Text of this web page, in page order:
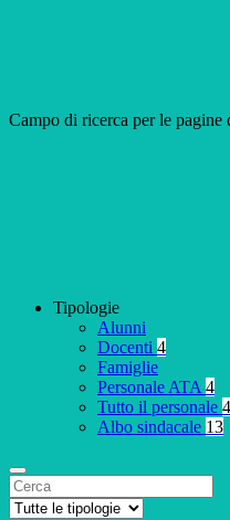
Campo di ricerca per le pagine
Tipologie
Alunni
Docenti 4
Famiglie
Personale ATA 4
Tutto il personale 4
Albo sindacale 13